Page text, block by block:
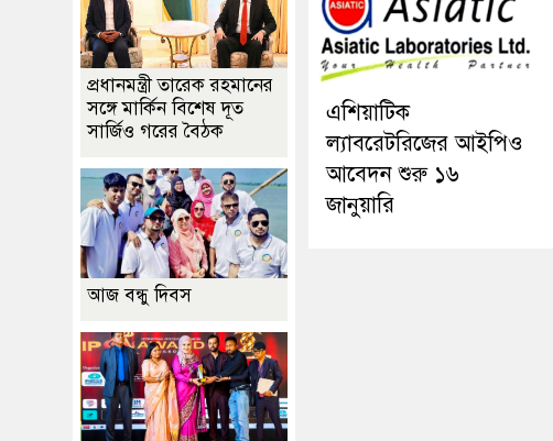
এশিয়াটিক
ল্যাবরেটরিজের আইপিও
আবেদন শুরু ১৬
জানুয়ারি
প্রধানমন্ত্রী তারেক রহমানের
সঙ্গে মার্কিন বিশেষ দূত
সার্জিও গরের বৈঠক
আজ বন্ধু দিবস